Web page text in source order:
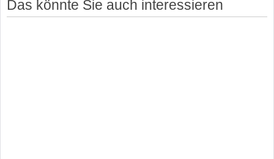
Das könnte Sie auch interessieren